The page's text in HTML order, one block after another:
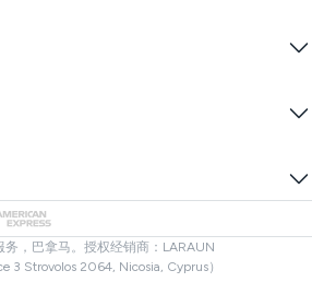
，巴拿马。授权经销商：LARAUN
3 Strovolos 2064, Nicosia, Cyprus）